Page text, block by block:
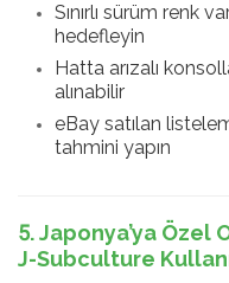
Sınırlı sürüm renk
hedefleyin
Hatta arızalı
alınabilir
eBay satılan
tahmini yapın
5. Japonya’ya Özel
J-Subculture